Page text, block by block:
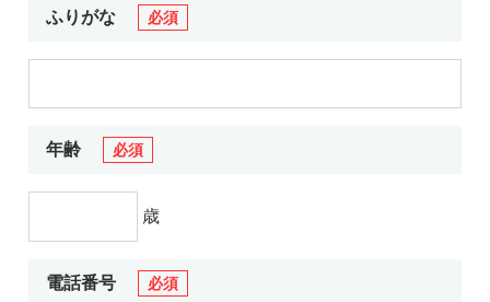
ふりがな 必須
年齢 必須
歳
電話番号 必須